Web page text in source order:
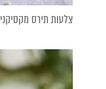
צלעות תירס מקסיקני